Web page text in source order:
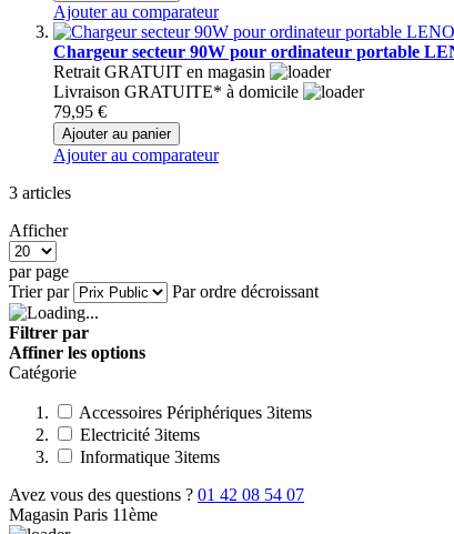
Ajouter au comparateur
Chargeur secteur 90W pour ordinateur portable
Retrait GRATUIT en magasin
Livraison GRATUITE* à domicile
79,95 €
Ajouter au panier
Ajouter au comparateur
3 articles
Afficher
par page
Trier par
Par ordre décroissant
Filtrer par
Affiner les options
Catégorie
Accessoires Périphériques 3items
Electricité 3items
Informatique 3items
Avez vous des questions ? 01 42 08 54 07
Magasin Paris 11ème